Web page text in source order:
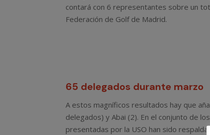
contará con 6 representantes sobre un
Federación de Golf de Madrid.
65 delegados durante marzo
A estos magníficos resultados hay que
delegados) y Abai (2). En el conjunto de
presentadas por la USO han sido